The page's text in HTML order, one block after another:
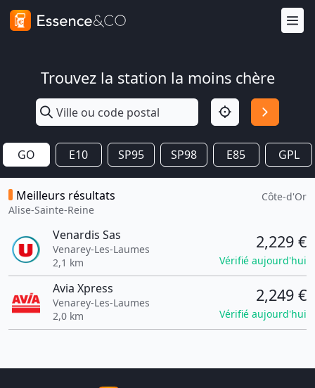
Trouvez la station la moins chère
GO E10 SP95 SP98 E85 GPL
Meilleurs résultats
Alise-Sainte-Reine
Côte-d'Or
Venardis Sas
Venarey-Les-Laumes
2,1 km
2,229 €
Vérifié aujourd'hui
Avia Xpress
Venarey-Les-Laumes
2,0 km
2,249 €
Vérifié aujourd'hui